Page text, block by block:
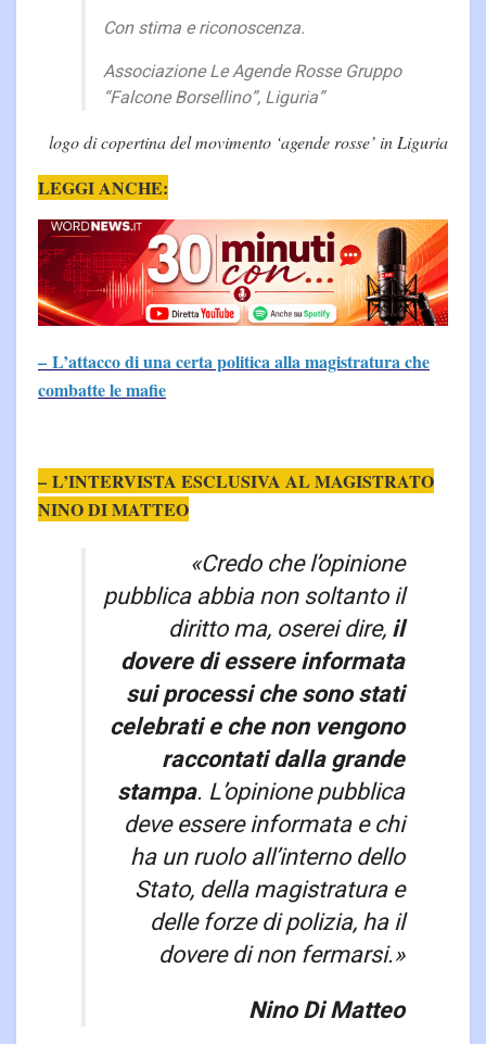
Con stima e riconoscenza.
Associazione Le Agende Rosse Gruppo
“Falcone Borsellino”, Liguria”
logo di copertina del movimento ‘agende rosse’ in Liguria
LEGGI ANCHE:
– L’attacco di una certa politica alla magistratura che
combatte le mafie
– L’INTERVISTA ESCLUSIVA AL MAGISTRATO
NINO DI MATTEO
«Credo che l’opinione
pubblica abbia non soltanto il
diritto ma, oserei dire,il
dovere di essere informata
sui processi che sono stati
celebrati e che non vengono
raccontati dalla grande
stampa. L’opinione pubblica
deve essere informata e chi
ha un ruolo all’interno dello
Stato, della magistratura e
delle forze di polizia, ha il
dovere di non fermarsi.»
Nino Di Matteo